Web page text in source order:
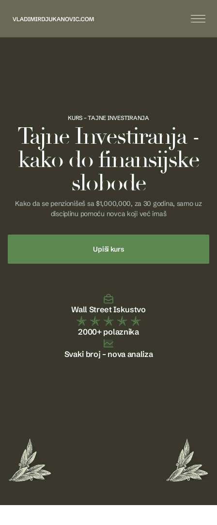
KURS – TAJNE INVESTIRANJA
Tajne Investiranja -
kako do finansijske
slobode
Kako da se penzionišeš sa $1,000,000, za 30 godina, samo uz
disciplinu pomoću novca koji već imaš
Upiši kurs
Wall Street Iskustvo
2000+ polaznika
Svaki broj – nova analiza